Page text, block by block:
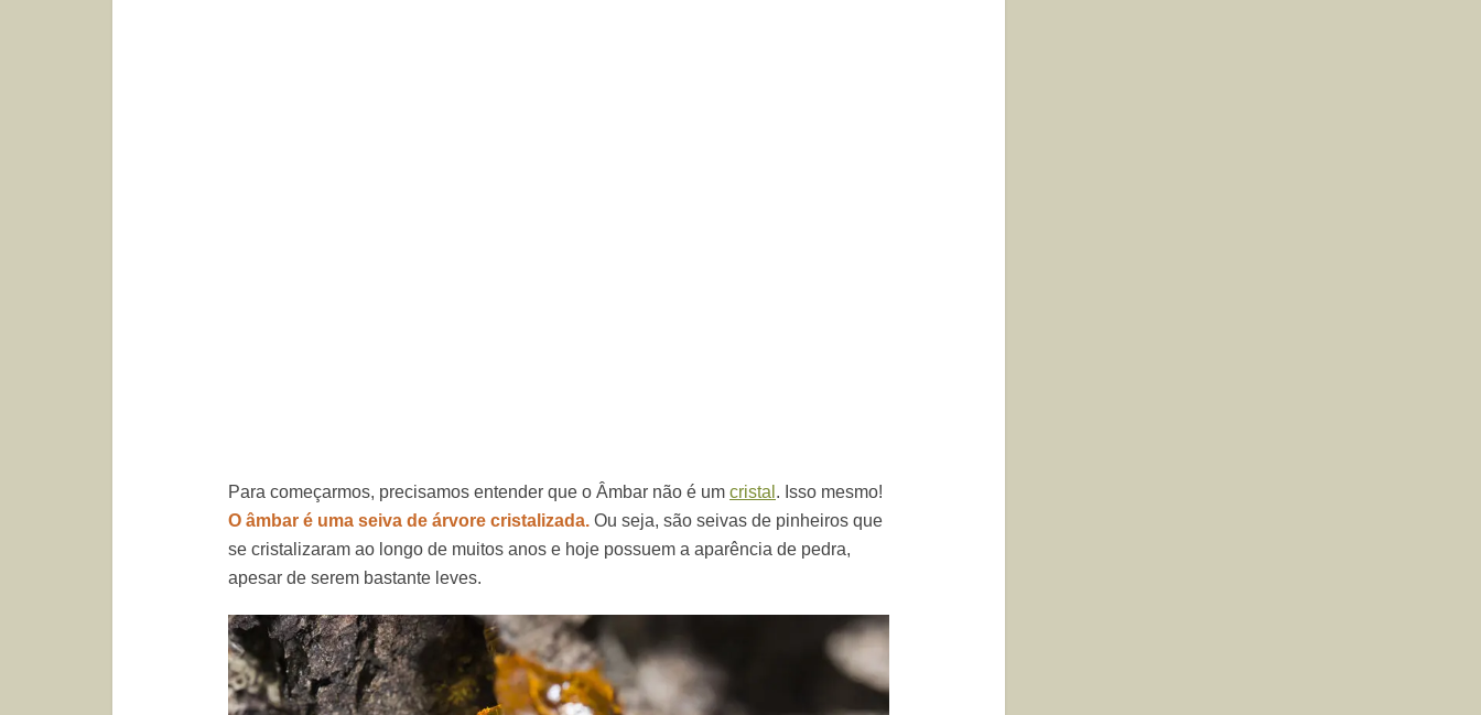
Para começarmos, precisamos entender que o Âmbar não é um cristal . Isso mesmo!
O âmbar é uma seiva de árvore cristalizada. Ou seja, são seivas de pinheiros que
se cristalizaram ao longo de muitos anos e hoje possuem a aparência de pedra,
apesar de serem bastante leves.